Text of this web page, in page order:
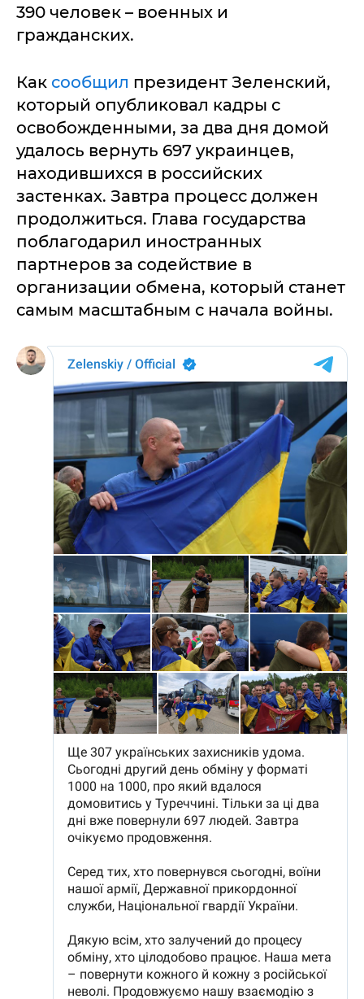
390 человек – военных и
гражданских.
Как сообщил президент Зеленский,
который опубликовал кадры с
освобожденными, за два дня домой
удалось вернуть 697 украинцев,
находившихся в российских
застенках. Завтра процесс должен
продолжиться. Глава государства
поблагодарил иностранных
партнеров за содействие в
организации обмена, который станет
самым масштабным с начала войны.